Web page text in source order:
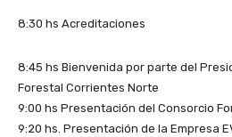
8:30 hs Acreditaciones
8:45 hs Bienvenida por parte del
Forestal Corrientes Norte
9:00 hs Presentación del Consorcio
9:20 hs. Presentación de la Empresa